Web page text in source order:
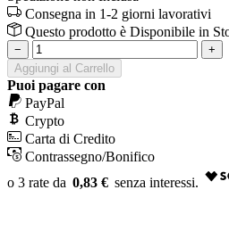
Consegna in 1-2 giorni lavorativi
Questo prodotto è Disponibile in
−
+
Aggiungi al Carrello
Puoi pagare con
PayPal
Crypto
Carta di Credito
Contrassegno/Bonifico
0,83 €